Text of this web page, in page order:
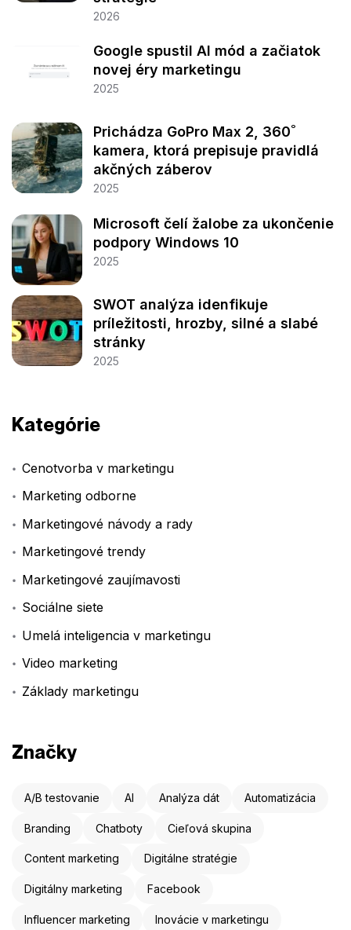
2026
Google spustil AI mód a začiatok
novej éry marketingu
2025
Prichádza GoPro Max 2, 360˚
kamera, ktorá prepisuje pravidlá
akčných záberov
2025
Microsoft čelí žalobe za ukončenie
podpory Windows 10
2025
SWOT analýza idenfikuje
príležitosti, hrozby, silné a slabé
stránky
2025
Kategórie
Cenotvorba v marketingu
Marketing odborne
Marketingové návody a rady
Marketingové trendy
Marketingové zaujímavosti
Sociálne siete
Umelá inteligencia v marketingu
Video marketing
Základy marketingu
Značky
A/B testovanie AI Analýza dát Automatizácia
Branding Chatboty Cieľová skupina
Content marketing Digitálne stratégie
Digitálny marketing Facebook
Influencer marketing Inovácie v marketingu